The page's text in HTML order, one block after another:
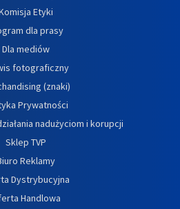
Etyki
dla prasy
Dla mediów
fotograficzny
(znaki)
Prywatności
nadużyciom i korupcji
Sklep TVP
Reklamy
Dystrybucyjna
Handlowa